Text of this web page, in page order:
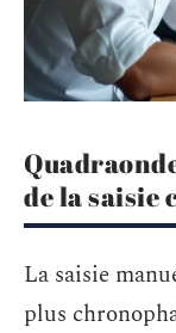
de la saisie
La saisie
plus